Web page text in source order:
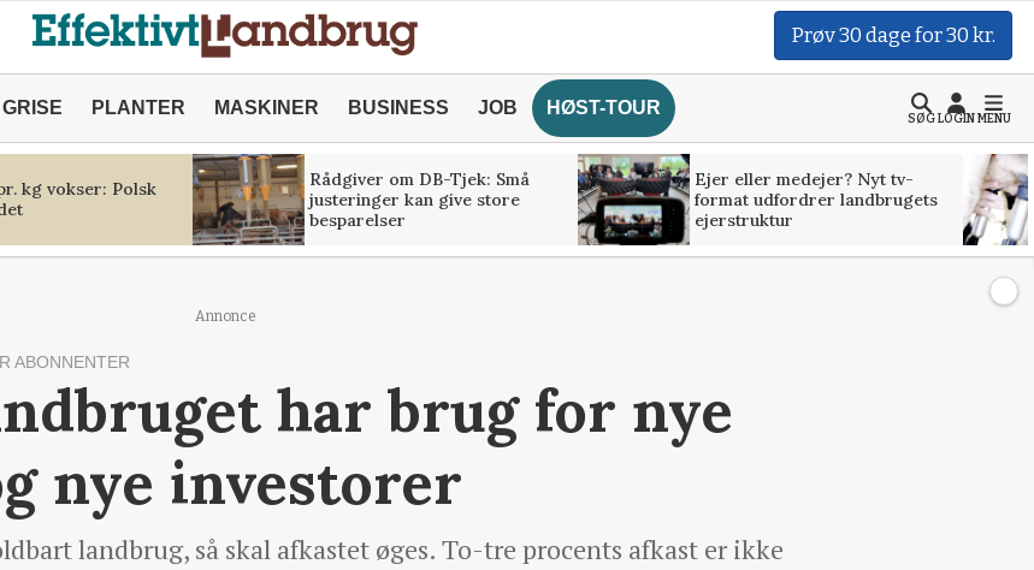
Prøv 30 dage for 30 kr.
GRISE PLANTER MASKINER BUSINESS JOB HØST-TOUR
SØGLOGINMENU
kg vokser: Polsk
Rådgiver om DB-Tjek: Små
justeringer kan give store
besparelser
Ejer eller medejer? Nyt tv-
format udfordrer landbrugets
ejerstruktur
Annonce
ABONNENTER
har brug for nye
nye investorer
landbrug, så skal afkastet øges. To-tre procents afkast er ikke